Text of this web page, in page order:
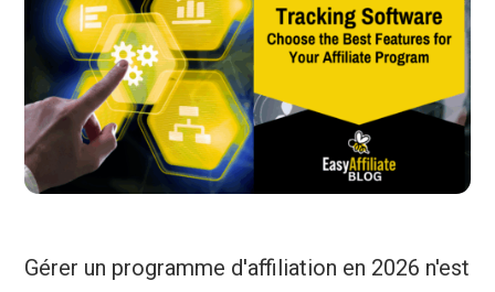
site
WordPress
Gérer un programme d'affiliation en 2026 n'est